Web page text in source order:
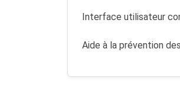
Interface utilisateur
Aide à la prévention